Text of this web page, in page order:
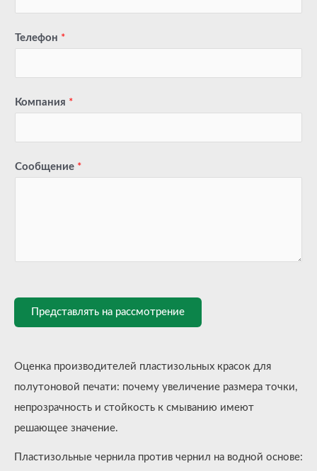
Телефон *
Компания *
Сообщение *
Представлять на рассмотрение
Оценка производителей пластизольных красок для
полутоновой печати: почему увеличение размера точки,
непрозрачность и стойкость к смыванию имеют
решающее значение.
Пластизольные чернила против чернил на водной основе: